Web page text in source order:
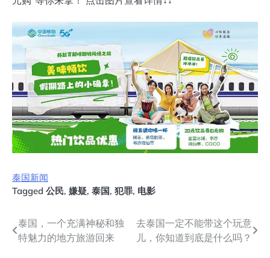
泰国新闻
Tagged 公民, 嫌疑, 泰国, 犯罪, 电影
文
章
泰国，一个充满神秘和独
特魅力的地方旅游回来
去泰国一定不能带这个玩意
儿，你知道到底是什么吗？